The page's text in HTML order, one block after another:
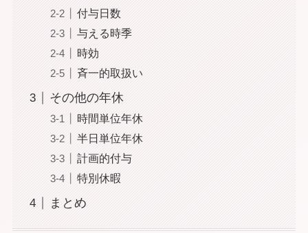
付与日数
与える時季
時効
斉一的取扱い
その他の年休
時間単位年休
半日単位年休
計画的付与
特別休暇
まとめ